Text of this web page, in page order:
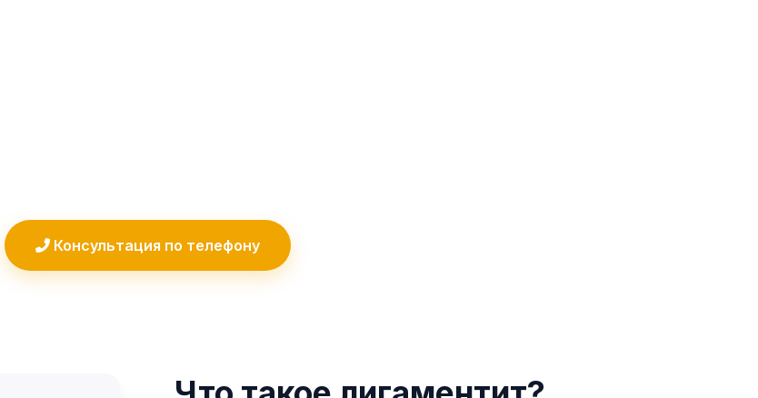
Консультация по телефону